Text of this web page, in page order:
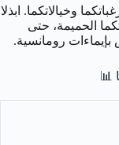
وخيالاتكما. ابذلا
الحميمة، حتى
بإيماءات رومانسية.
📊